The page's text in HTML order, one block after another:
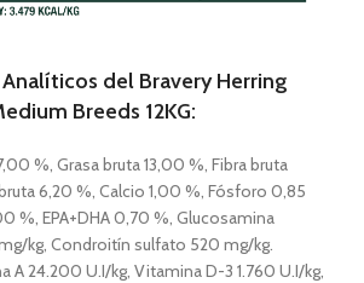
del Bravery Herring
Breeds 12KG:
%, Grasa bruta 13,00 %, Fibra bruta
6,20 %, Calcio 1,00 %, Fósforo 0,85
%, EPA+DHA 0,70 %, Glucosamina
kg, Condroitín sulfato 520 mg/kg.
A 24.200 U.I/kg, Vitamina D-3 1.760 U.I/kg,